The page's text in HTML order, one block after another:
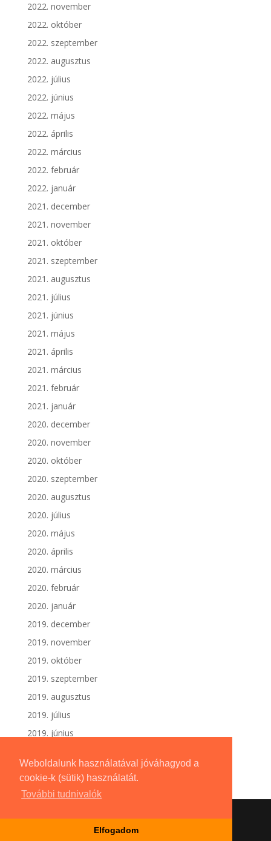
Weboldalunk használatával jóváhagyod a
cookie-k (sütik) használatát.
További tudnivalók
Elfogadom
2022. november
2022. október
2022. szeptember
2022. augusztus
2022. július
2022. június
2022. május
2022. április
2022. március
2022. február
2022. január
2021. december
2021. november
2021. október
2021. szeptember
2021. augusztus
2021. július
2021. június
2021. május
2021. április
2021. március
2021. február
2021. január
2020. december
2020. november
2020. október
2020. szeptember
2020. augusztus
2020. július
2020. május
2020. április
2020. március
2020. február
2020. január
2019. december
2019. november
2019. október
2019. szeptember
2019. augusztus
2019. július
2019. június
Elegant Themes